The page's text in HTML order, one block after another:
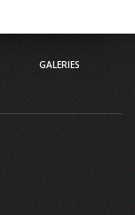
GALERIES